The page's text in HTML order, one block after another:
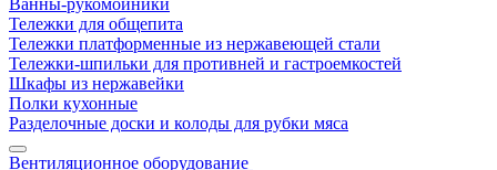
Ванны-рукомойники
Тележки для общепита
Тележки платформенные из нержавеющей стали
Тележки-шпильки для противней и гастроемкостей
Шкафы из нержавейки
Полки кухонные
Разделочные доски и колоды для рубки мяса
Вентиляционное оборудование